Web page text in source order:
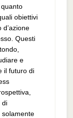
obiettivi
Questi
e
il futuro di
di
solamente